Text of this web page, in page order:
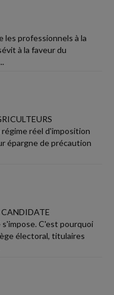
les professionnels à la
à la faveur du
réel d'imposition
épargne de précaution
CANDIDATE
s'impose. C'est pourquoi
électoral, titulaires